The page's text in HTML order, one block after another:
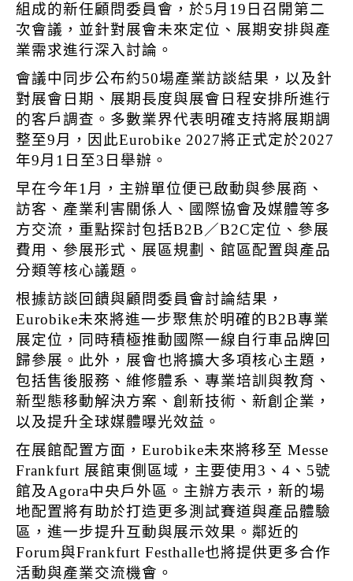
組成的新任顧問委員會，於5月19日召開第二
次會議，並針對展會未來定位、展期安排與產
業需求進行深入討論。
會議中同步公布約50場產業訪談結果，以及針
對展會日期、展期長度與展會日程安排所進行
的客戶調查。多數業界代表明確支持將展期調
整至9月，因此Eurobike 2027將正式定於2027
年9月1日至3日舉辦。
早在今年1月，主辦單位便已啟動與參展商、
訪客、產業利害關係人、國際協會及媒體等多
方交流，重點探討包括B2B／B2C定位、參展
費用、參展形式、展區規劃、館區配置與產品
分類等核心議題。
根據訪談回饋與顧問委員會討論結果，
Eurobike未來將進一步聚焦於明確的B2B專業
展定位，同時積極推動國際一線自行車品牌回
歸參展。此外，展會也將擴大多項核心主題，
包括售後服務、維修體系、專業培訓與教育、
新型態移動解決方案、創新技術、新創企業，
以及提升全球媒體曝光效益。
在展館配置方面，Eurobike未來將移至 Messe
Frankfurt 展館東側區域，主要使用3、4、5號
館及Agora中央戶外區。主辦方表示，新的場
地配置將有助於打造更多測試賽道與產品體驗
區，進一步提升互動與展示效果。鄰近的
Forum與Frankfurt Festhalle也將提供更多合作
活動與產業交流機會。